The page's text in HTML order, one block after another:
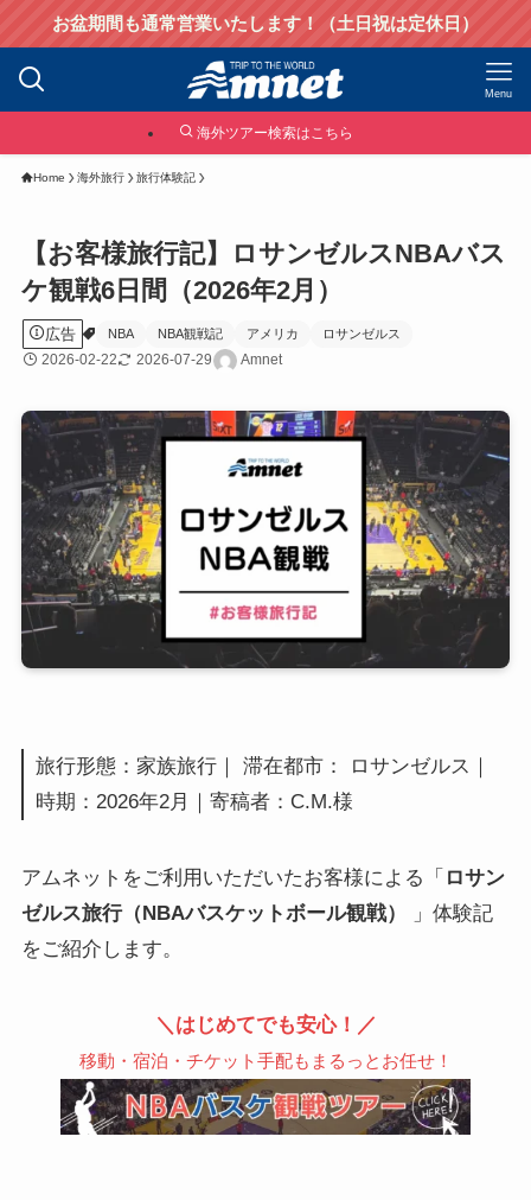
お盆期間も通常営業いたします！（土日祝は定休日）
Menu
海外ツアー検索はこちら
Home 海外旅行 旅行体験記
【お客様旅行記】ロサンゼルスNBAバス
ケ観戦6日間（2026年2月）
広告 NBA NBA観戦記 アメリカ ロサンゼルス
2026-02-22 2026-07-29 Amnet
旅行形態：家族旅行｜ 滞在都市： ロサンゼルス｜
時期：2026年2月｜寄稿者：C.M.様
アムネットをご利用いただいたお客様による「 ロサン
ゼルス旅行（NBAバスケットボール観戦）
」体験記
をご紹介します。
＼はじめてでも安心！／
移動・宿泊・チケット手配もまるっとお任せ！